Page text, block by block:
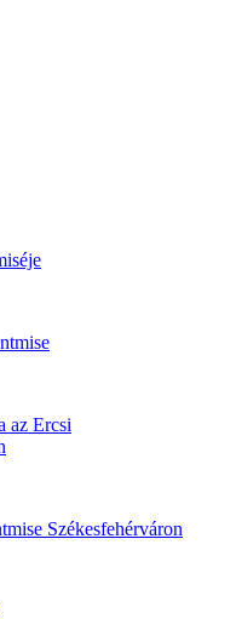
az Ercsi
Székesfehérváron